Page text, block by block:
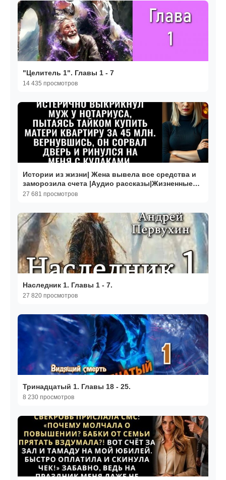
"Целитель 1". Главы 1 - 7
14 435 просмотров
Истории из жизни| Жена вывела все средства и
заморозила счета |Аудио рассказы|Жизненные
истории
27 681 просмотров
Наследник 1. Главы 1 - 7.
27 820 просмотров
Тринадцатый 1. Главы 18 - 25.
8 230 просмотров